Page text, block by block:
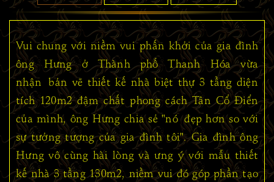
Vui chung với niềm vui phấn khởi của gia đình
ông Hưng ở Thành phố Thanh Hóa vừa
nhận bản vẽ thiết kế nhà biệt thự 3 tầng diện
tích 120m2 đậm chất phong cách Tân Cổ Điển
của mình, ông Hưng chia sẻ "nó đẹp hơn so với
sự tưởng tượng của gia đình tôi". Gia đình ông
Hưng vô cùng hài lòng và ưng ý với mẫu thiết
kế nhà 3 tầng 130m2, niềm vui đó góp phần tạo